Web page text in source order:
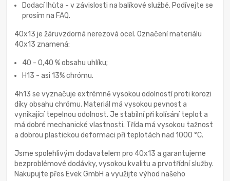
Dodací lhůta - v závislosti na balíkové službě. Podívejte se
prosím na FAQ.
40x13 je žáruvzdorná nerezová ocel. Označení materiálu
40x13 znamená:
40 - 0,40 % obsahu uhlíku;
H13 - asi 13% chrómu.
4h13 se vyznačuje extrémně vysokou odolností proti korozi
díky obsahu chrómu. Materiál má vysokou pevnost a
vynikající tepelnou odolnost. Je stabilní při kolísání teplot a
má dobré mechanické vlastnosti. Třída má vysokou tažnost
a dobrou plastickou deformaci při teplotách nad 1000 °С.
Jsme spolehlivým dodavatelem pro 40x13 a garantujeme
bezproblémové dodávky, vysokou kvalitu a prvotřídní služby.
Nakupujte přes Evek GmbH a využijte výhod našeho